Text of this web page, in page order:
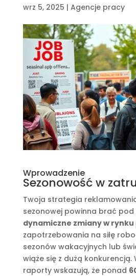
wrz 5, 2025 | Agencje pracy
Wprowadzenie
Sezonowość w
Twoja strategia
sezonowej powinna brać
dynamiczne zmiany w
zapotrzebowania na siłę
sezonów wakacyjnych lub
wiąże się z dużą konkurencją.
raporty wskazują, że ponad